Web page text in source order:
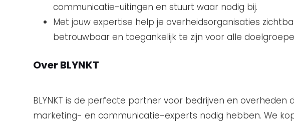
communicatie-uitingen en stuurt waar nodig bij.
Met jouw expertise help je overheidsorganisaties
betrouwbaar en toegankelijk te zijn voor alle
Over BLYNKT
BLYNKT is de perfecte partner voor bedrijven en overheden
marketing- en communicatie-experts nodig hebben. We